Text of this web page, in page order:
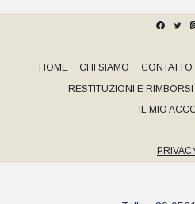
HOME CHI SIAMO CONTATTO
RESTITUZIONI E RIMBORSI
IL MIO